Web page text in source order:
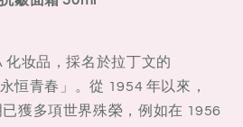
化妆品，採名於拉丁文的
恒青春」。從 1954 年以來，
獲多項世界殊榮，例如在 1956